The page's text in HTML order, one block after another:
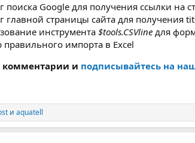
поиска Google для получения ссылки на
главной страницы сайта для получения
инструмента $tools.CSVline для
правильного импорта в Excel
комментарии и подписывайтесь на
и aquatell